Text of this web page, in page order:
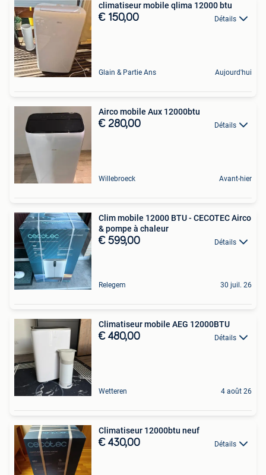
climatiseur mobile qlima 12000 btu
€ 150,00 Détails
Glain & Partie Ans Aujourd'hui
Airco mobile Aux 12000btu
€ 280,00 Détails
Willebroeck Avant-hier
Clim mobile 12000 BTU - CECOTEC Airco
& pompe à chaleur
€ 599,00 Détails
Relegem 30 juil. 26
Climatiseur mobile AEG 12000BTU
€ 480,00 Détails
Wetteren 4 août 26
Climatiseur 12000btu neuf
€ 430,00 Détails